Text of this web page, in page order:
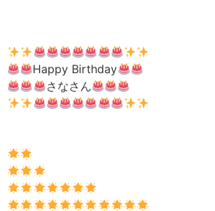
Happy Birthday
さなさん